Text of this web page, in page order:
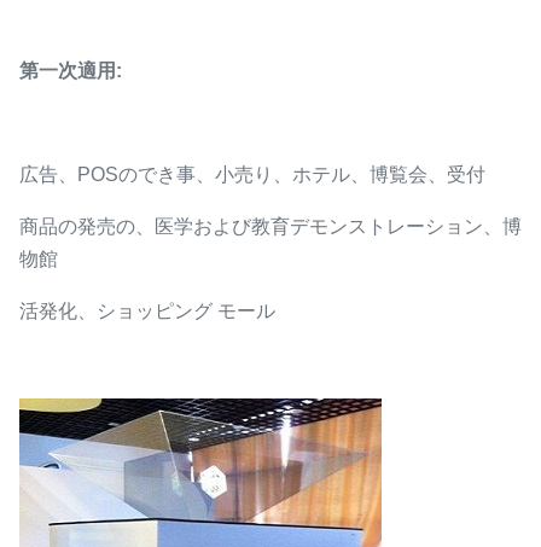
第一次適用:
広告、POSのでき事、小売り、ホテル、博覧会、受付
商品の発売の、医学および教育デモンストレーション、博
物館
活発化、ショッピング モール